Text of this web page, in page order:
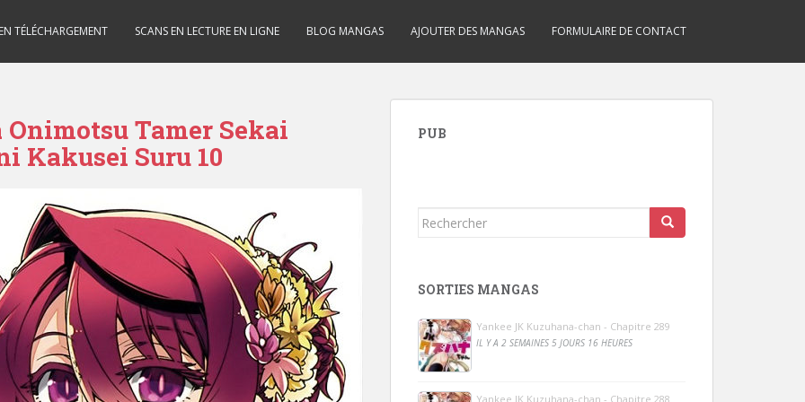
TÉLÉCHARGEMENT SCANS EN LECTURE EN LIGNE BLOG MANGAS AJOUTER DES MANGAS FORMULAIRE DE CONTACT
Tamer Sekai
Kakusei Suru 10
PUB
Rechercher...
SORTIES MANGAS
Yankee JK Kuzuhana-chan - Chapitre 289
IL Y A 2 SEMAINES 5 JOURS 16 HEURES
Yankee JK Kuzuhana-chan - Chapitre 288